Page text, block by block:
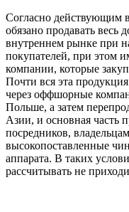
Согласно действующим
обязано продавать весь
внутреннем рынке при
покупателей, при этом
компании, которые
Почти вся эта
через оффшорные
Польше, а затем
Азии, и основная часть
посредников,
высокопоставленные
аппарата. В таких
рассчитывать не